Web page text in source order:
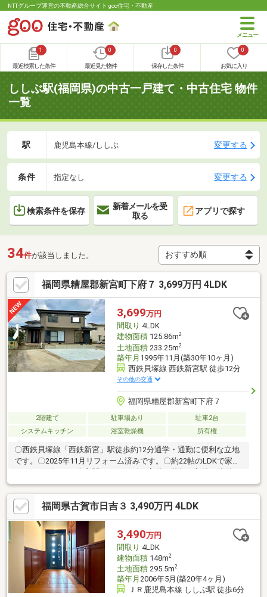
NTTグループ運営の不動産総合サイト goo住宅・不動産
1
最近検索した条件
0
最近見た物件
0
保存した条件
0
お気に入り
ししぶ駅(福岡県)の中古一戸建て・中古住宅 物件
一覧
駅 鹿児島本線/ししぶ 変更する
条件 指定なし 変更する
検索条件を保存
新着メールを受
取る
アプリで探す
34件が該当しました。
福岡県糟屋郡新宮町下府７ 3,699万円 4LDK
3,699万円
間取り 4LDK
建物面積125.86m2
土地面積233.25m2
築年月 1995年11月(築30年10ヶ月)
西鉄貝塚線 西鉄新宮駅 徒歩12分
その他の交通
福岡県糟屋郡新宮町下府７
2階建て 駐車場あり
駐車2台
システムキッチン
浴室乾燥機 所有権
〇西鉄貝塚線「西鉄新宮」駅徒歩約12分通学・通勤に便利な立地
です。〇2025年11月リフォーム済みです。〇約22帖のLDKで家族
が便利、水回りが近く家事動線も良好です。〇周辺は商業施設や
医療・教育施設が揃い生活しやすく便利です。子育てや普段の買
い物も安心な住環境です。〇全居室にクローゼットを備え、約6帖
以上のゆとりある空間です。〇1階に浴室・洗面・トイレがまとま
り家事導線が良好です。〇リフォーム、リノベーションも承って
おります。〇空家につきお気軽にご内覧いただけます。ぜひナカ
ジツまでお問い合わせください！
福岡県古賀市日吉３ 3,490万円 4LDK
3,490万円
間取り 4LDK
建物面積148m2
土地面積295.5m2
築年月 2006年5月(築20年4ヶ月)
ＪＲ鹿児島本線 ししぶ駅 徒歩6分